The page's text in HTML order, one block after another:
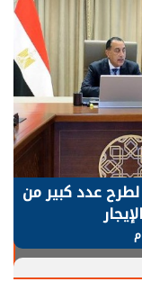
قطاع الطاقة
الطبيعية